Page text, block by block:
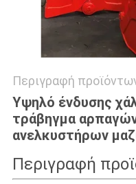
Περιγραφή
Υψηλό ένδυσης
τράβηγμα
ανελκυστήρων
Περιγραφή